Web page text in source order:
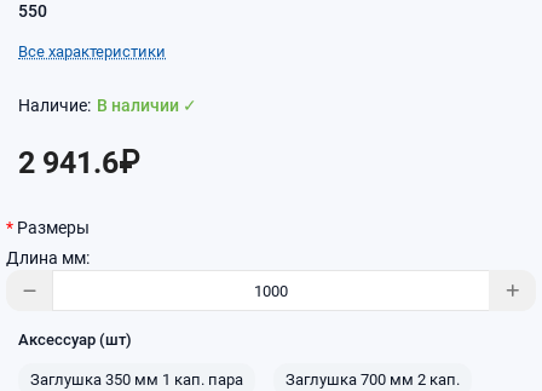
550
Все характеристики
В наличии ✓
2 941.6₽
Размеры
Длина мм:
Аксессуар (шт)
Заглушка 350 мм 1 кап. пара Заглушка 700 мм 2 кап.